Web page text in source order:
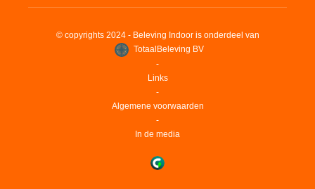
© copyrights 2024 - Beleving Indoor is onderdeel van
TotaalBeleving BV
‐
Links
‐
Algemene voorwaarden
‐
In de media